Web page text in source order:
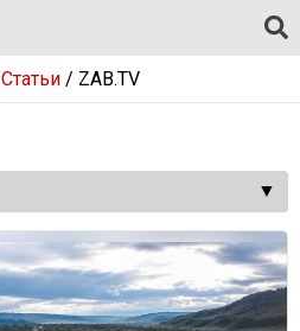
Статьи/ ZAB.TV